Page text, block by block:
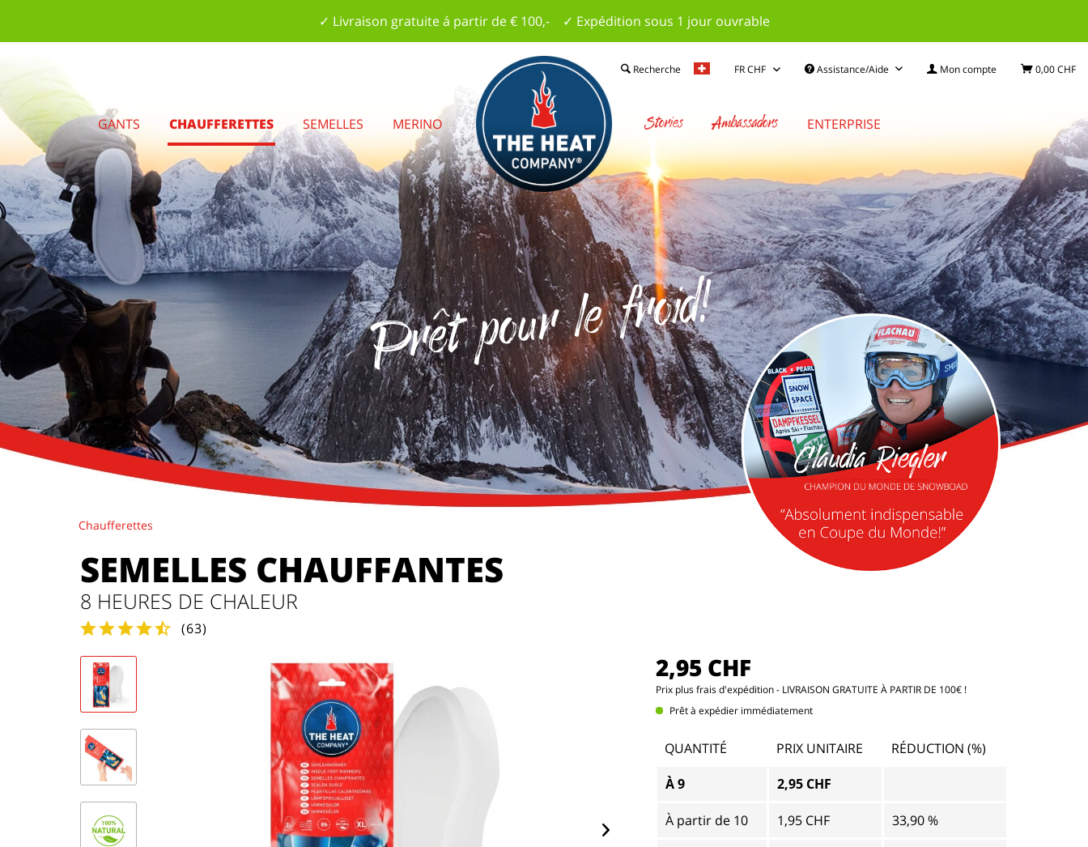
✓ Livraison gratuite á partir de € 100,- ✓ Expédition sous 1 jour ouvrable
Prêt pour le froid!
Assistance/Aide Mon compte 0,00 CHF
Recherche
GANTS CHAUFFERETTES SEMELLES MERINO Stories Ambassadors ENTERPRISE
Chaufferettes
SEMELLES CHAUFFANTES
8 HEURES DE CHALEUR
(63)
2,95 CHF
Prix plus frais d'expédition- LIVRAISON GRATUITE À PARTIR DE 100€ !
Prêt à expédier immédiatement
QUANTITÉ PRIX UNITAIRE
RÉDUCTION (%)
À9 2,95 CHF
À partir de 10 1,95 CHF 33,90 %